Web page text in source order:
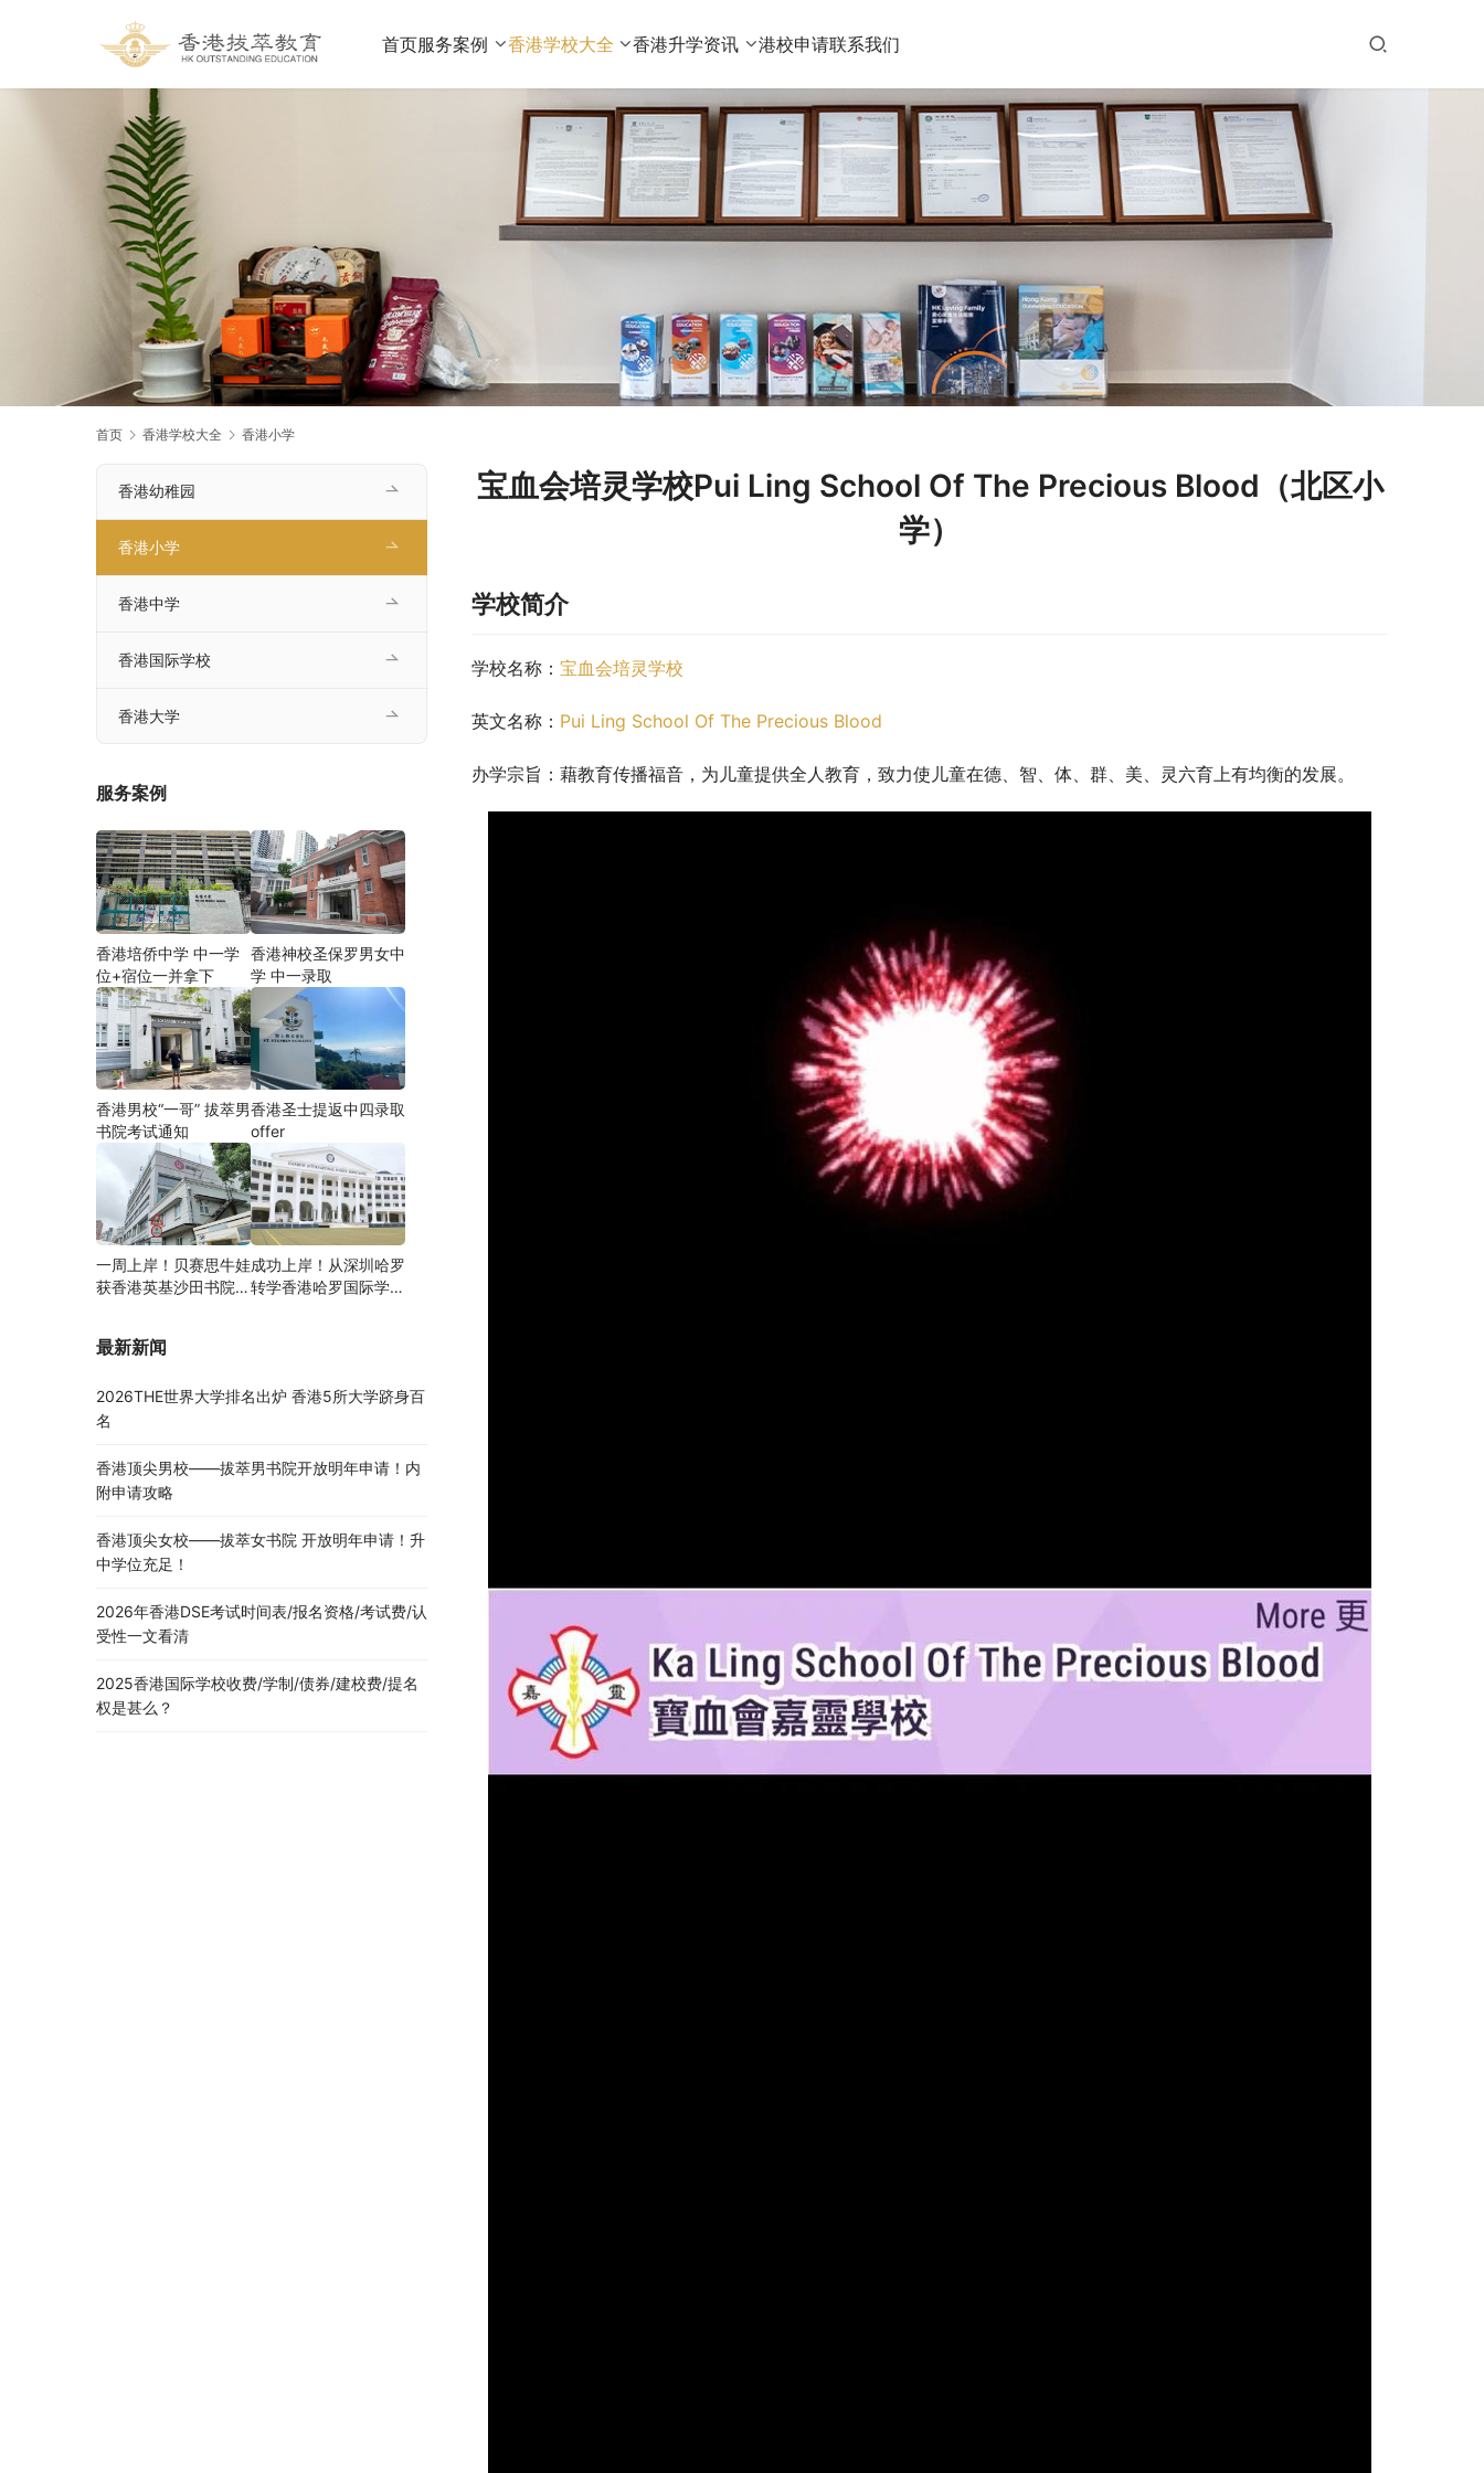
首页服务案例 香港学校大全 香港升学资讯 港校申请联系我们
首页 香港学校大全 香港小学
宝血会培灵学校Pui Ling School Of The Precious Blood（北区小
学）
学校简介
学校名称： 宝血会培灵学校
英文名称： Pui Ling School Of The Precious Blood
办学宗旨：藉教育传播福音，为儿童提供全人教育，致力使儿童在德、智、体、群、美、灵六育上有均衡的发展。
香港幼稚园
香港小学
香港中学
香港国际学校
香港大学
服务案例
香港培侨中学 中一学
位+宿位一并拿下
香港神校圣保罗男女中
学 中一录取
香港男校“一哥” 拔萃男
书院考试通知
香港圣士提返中四录取
offer
一周上岸！贝赛思牛娃
获香港英基沙田书院录
成功上岸！从深圳哈罗
转学香港哈罗国际学
最新新闻
2026THE世界大学排名出炉 香港5所大学跻身百
名
香港顶尖男校——拔萃男书院开放明年申请！内
附申请攻略
香港顶尖女校——拔萃女书院 开放明年申请！升
中学位充足！
2026年香港DSE考试时间表/报名资格/考试费/认
受性一文看清
2025香港国际学校收费/学制/债券/建校费/提名
权是甚么？